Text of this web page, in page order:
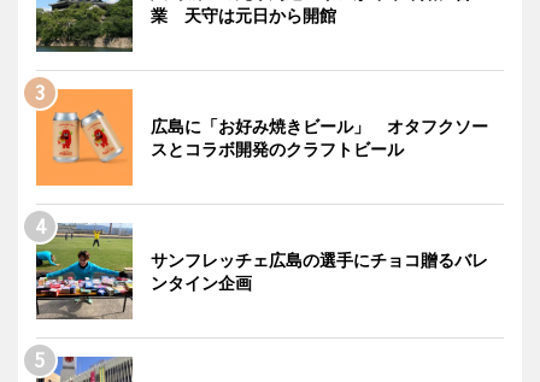
業 天守は元日から開館
広島に「お好み焼きビール」 オタフクソー
スとコラボ開発のクラフトビール
サンフレッチェ広島の選手にチョコ贈るバレ
ンタイン企画